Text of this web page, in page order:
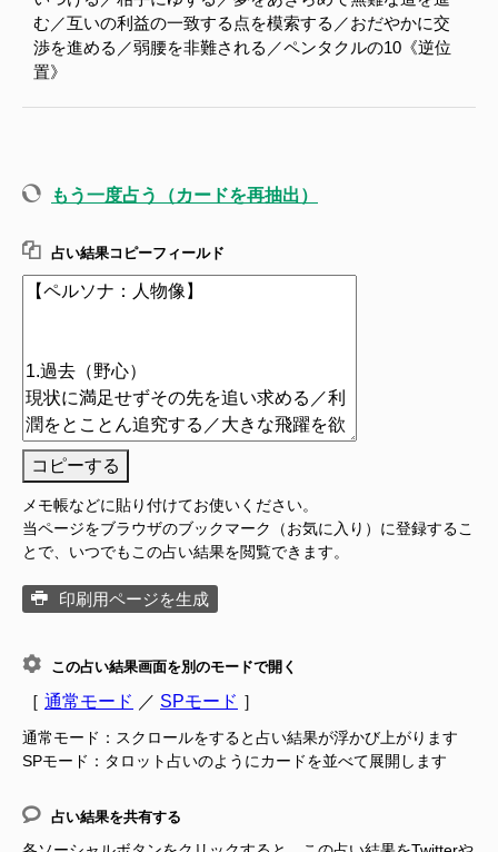
む／互いの利益の一致する点を模索する／おだやかに交
渉を進める／弱腰を非難される／ペンタクルの10《逆位
置》
もう一度占う（カードを再抽出）
占い結果コピーフィールド
コピーする
メモ帳などに貼り付けてお使いください。
当ページをブラウザのブックマーク（お気に入り）に登録するこ
とで、いつでもこの占い結果を閲覧できます。
印刷用ページを生成
この占い結果画面を別のモードで開く
［ 通常モード ／ SPモード ］
通常モード：スクロールをすると占い結果が浮かび上がります
SPモード：タロット占いのようにカードを並べて展開します
占い結果を共有する